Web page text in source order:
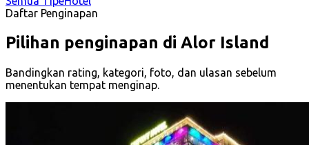
Daftar Penginapan
Pilihan penginapan di Alor Island
Bandingkan rating, kategori, foto, dan ulasan sebelum
menentukan tempat menginap.